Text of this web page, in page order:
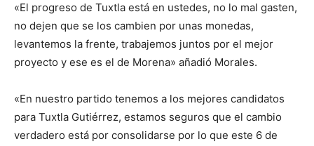
«El progreso de Tuxtla está en ustedes, no lo mal gasten,
no dejen que se los cambien por unas monedas,
levantemos la frente, trabajemos juntos por el mejor
proyecto y ese es el de Morena» añadió Morales.
«En nuestro partido tenemos a los mejores candidatos
para Tuxtla Gutiérrez, estamos seguros que el cambio
verdadero está por consolidarse por lo que este 6 de